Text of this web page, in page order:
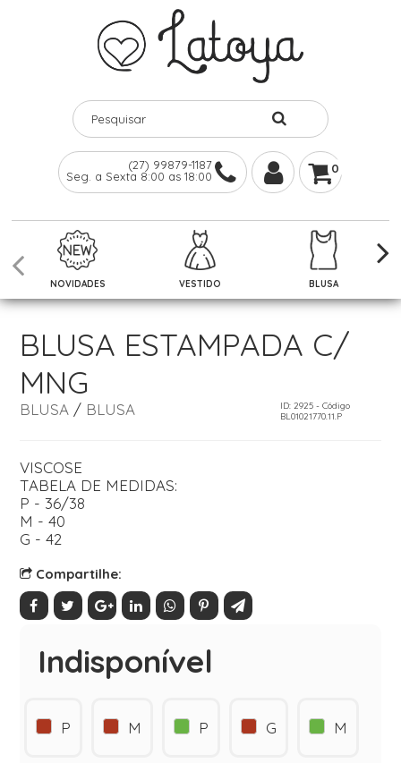
(27) 99879-1187
Seg. a Sexta 8:00 as 18:00
0
NOVIDADES VESTIDO BLUSA
BLUSA ESTAMPADA C/
MNG
BLUSA/ BLUSA
ID: 2925 - Código
BL01021770.11.P
VISCOSE
TABELA DE MEDIDAS:
P - 36/38
M - 40
G - 42
Compartilhe:
Indisponível
P M P G M